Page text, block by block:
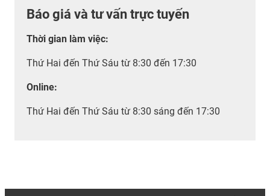
Báo giá và tư vấn trực tuyến
Thời gian làm việc:
Thứ Hai đến Thứ Sáu từ 8:30 đến 17:30
Online:
Thứ Hai đến Thứ Sáu từ 8:30 sáng đến 17:30